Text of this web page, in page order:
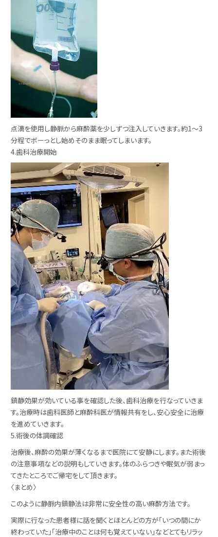
点滴を使用し静脈から麻酔薬を少しずつ注入していきます。約1～3
分程でボーっとし始めそのまま眠ってしまいます。
4.歯科治療開始
鎮静効果が効いている事を確認した後、歯科治療を行なっていきま
す。治療時は歯科医師と麻酔科医が情報共有をし、安心安全に治療
を進めていきます。
5.術後の体調確認
治療後、麻酔の効果が薄くなるまで医院にて安静にします。 また術後
の注意事項などの説明もしていきます。体のふらつきや眠気が弱まっ
てきたところでご帰宅をして頂きます。
〈まとめ〉
このように静脈内鎮静法は非常に安全性の高い麻酔方法です。
実際に行なった患者様に話を聞くとほとんどの方が「いつの間にか
終わっていた」「治療中のことは何も覚えていない」などとてもリラッ